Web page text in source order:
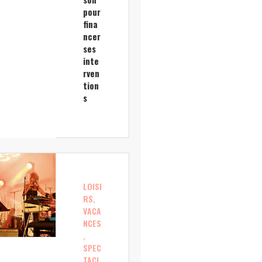
pour
fina
ncer
ses
inte
rven
tion
s
LOISI
RS,
VACA
NCES
,
SPEC